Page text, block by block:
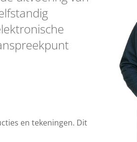
en tekeningen. Dit